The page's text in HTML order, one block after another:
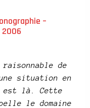
–
2006
de
situation en
est là. Cette
le domaine